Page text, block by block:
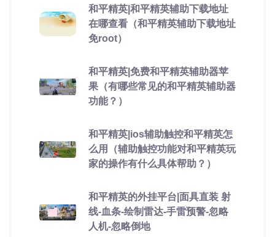
和平精英|和平精英辅助下载地址
在哪查看（和平精英辅助下载地址
免root）
和平精英|免费和平精英辅助器苹
果（有哪些常见的和平精英辅助器
功能？）
和平精英|ios辅助触控和平精英怎
么用（辅助触控功能对和平精英玩
家的操作有什么具体帮助？）
和平精英的外挂平台|面具直装 射
线-血条-绘制雷达-手雷预警-忽略
人机-忽略倒地